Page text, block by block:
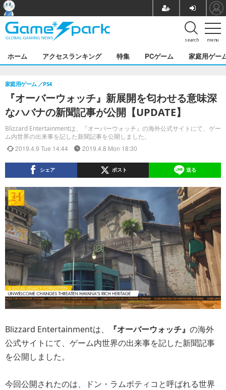
menu
search
ホーム アクセスランキング 特集 PCゲーム 家庭用ゲー
『オーバーウォッチ』新展開を匂わせる意味深
なハバナの新聞記事が公開【UPDATE】
Blizzard Entertainmentは、『オーバーウォッチ』の海外公式サイトにて、ゲー
ム内世界の出来事を記した新聞記事を公開しました。
家庭用ゲーム PS4
2019.4.9 Tue 14:44 2019.4.8 Mon 18:30
シェア ポスト 送る
Blizzard Entertainmentは、 『オーバーウォッチ』 の海外
公式サイトにて、ゲーム内世界の出来事を記した新聞記事
を公開しました。
今回公開されたのは、ドン・ラムボティコと呼ばれる世界